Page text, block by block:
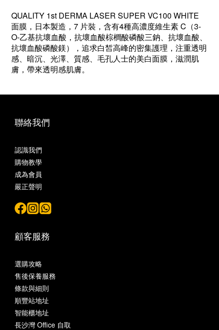
QUALITY 1st DERMA LASER SUPER VC100 WHITE
面膜，日本製造，7 片裝，含有4種高濃度維生素 C（3-
O-乙基抗壞血酸，抗壞血酸棕櫚酸磷酸三鈉、抗壞血酸、
抗壞血酸磷酸鎂），追求白皙高峰的密集護理，注重透明
感、暗沉、光澤、質感、毛孔人士的美白面膜，滋潤肌
膚，帶來透明感肌膚。
聯絡我們
認識我們
購物教學
成為會員
嚴正聲明
顧客服務
選購攻略
售後保養服務
條款與細則
順豐站地址
智能櫃地址
長沙灣 Office 自取